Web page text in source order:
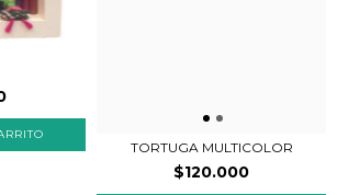
TORTUGA MULTICOLOR
$120.000